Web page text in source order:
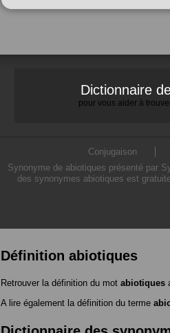
Dictionnaire
pour vous aider à
Conjugaison
Synonyme de abiotiques présenté par
des synonymes abiotiques est
Définition abiotiques
Retrouver la définition du mot abiotiques
A lire également la définition du terme